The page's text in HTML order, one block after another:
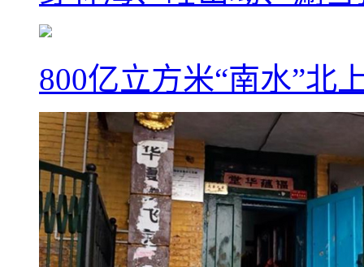
800亿立方米“南水”北